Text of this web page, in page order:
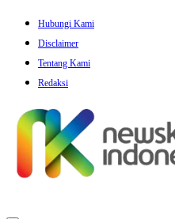
Skip
content
Hubungi Kami
Disclaimer
Tentang Kami
Redaksi